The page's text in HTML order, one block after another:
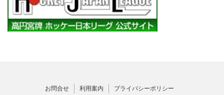
お問合せ 利用案内 プライバシーポリシー